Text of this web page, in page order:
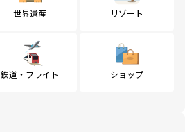
世界遺産 リゾート
鉄道・フライト ショップ